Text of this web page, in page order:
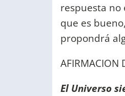
respuesta no
que es
propondrá
AFIRMACION
El Universo